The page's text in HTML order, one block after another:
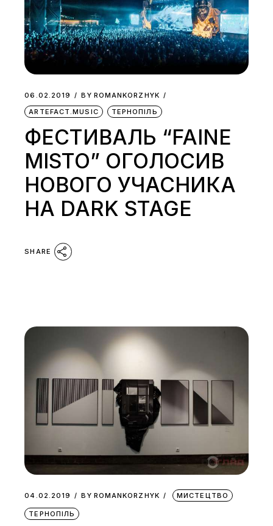
06.02.2019 BY ROMANKORZHYK
ARTEFACT.MUSIC
ТЕРНОПІЛЬ
ФЕСТИВАЛЬ “FAINE
MISTO” ОГОЛОСИВ
НОВОГО УЧАСНИКА
НА DARK STAGE
SHARE
04.02.2019 BY ROMANKORZHYK МИСТЕЦТВО
ТЕРНОПІЛЬ